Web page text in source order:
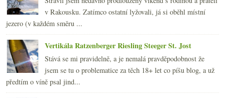
v Rakousku. Zatímco ostatní lyžovali, já si oběhl místní
jezero (v každém směru ...
Vertikála Ratzenberger Riesling Steeger St. Jost
Stává se mi pravidelně, a je nemalá pravděpodobnost že
jsem se tu o problematice za těch 18+ let co píšu blog, a už
předtím o víně psal jind...